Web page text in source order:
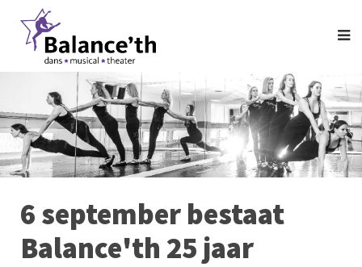
6 september bestaat
Balance'th 25 jaar